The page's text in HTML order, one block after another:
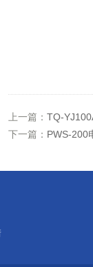
上一篇： TQ-
下一篇： PWS-200